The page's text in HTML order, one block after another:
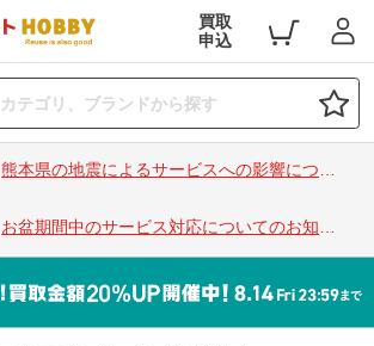
買取
申込
熊本県の地震によるサービスへの影響につい
て
お盆期間中のサービス対応についてのお知ら
せ